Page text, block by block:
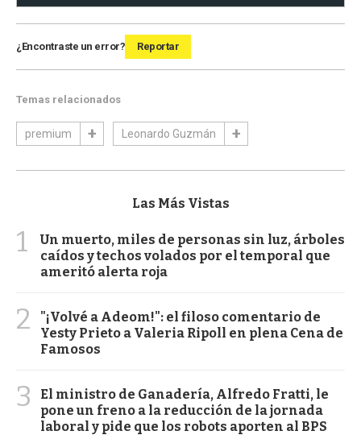
¿Encontraste un error? Reportar
Temas relacionados
premium Leonardo Guzmán
Las Más Vistas
1
Un muerto, miles de personas sin luz, árboles
caídos y techos volados por el temporal que
ameritó alerta roja
2
"¡Volvé a Adeom!": el filoso comentario de
Yesty Prieto a Valeria Ripoll en plena Cena de
Famosos
3
El ministro de Ganadería, Alfredo Fratti, le
pone un freno a la reducción de la jornada
laboral y pide que los robots aporten al BPS